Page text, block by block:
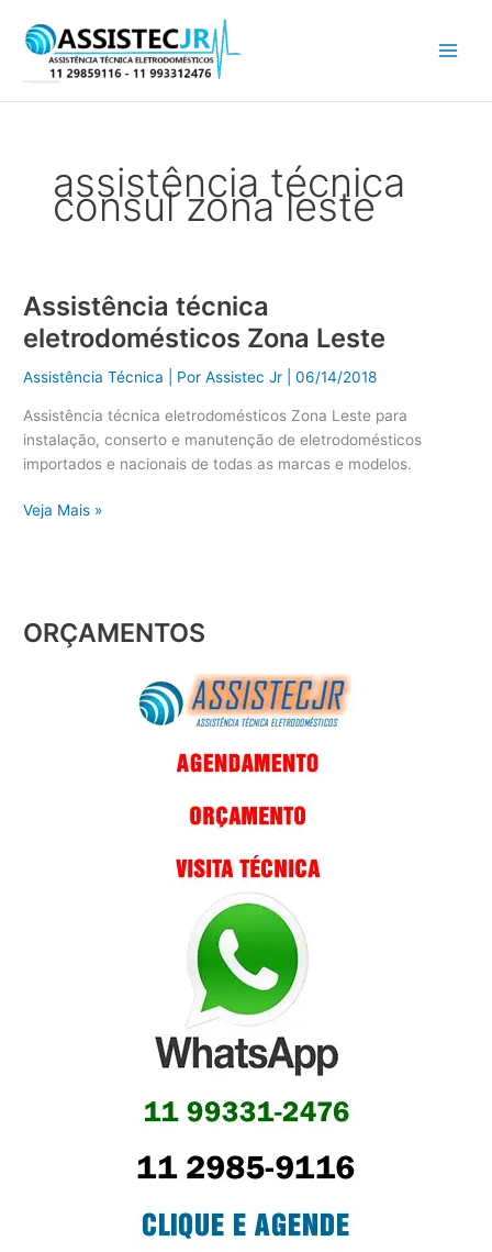
para
conteúdo
assistência técnica
consul zona leste
Assistência técnica
eletrodomésticos Zona Leste
Assistência Técnica | PorAssistec Jr |06/14/2018
Assistência técnica eletrodomésticos Zona Leste para
instalação, conserto e manutenção de eletrodomésticos
importados e nacionais de todas as marcas e modelos.
Assistência
técnica
eletrodomésticos
Zona
Veja Mais »
ORÇAMENTOS